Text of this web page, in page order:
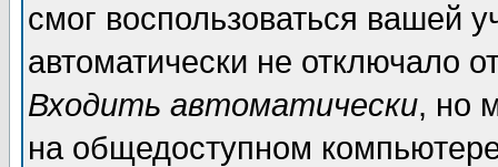
смог воспользоваться вашей
автоматически не отключало
Входить автоматически, но
на общедоступном